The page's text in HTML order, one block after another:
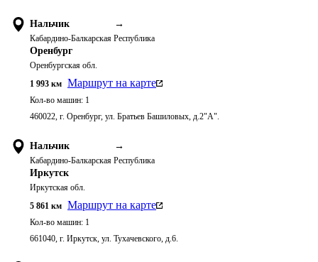
Нальчик →
Кабардино-Балкарская Республика
Оренбург
Оренбургская обл.
1 993 км Маршрут на карте
Кол-во машин: 1
460022, г. Оренбург, ул. Братьев Башиловых, д.2"А".
Нальчик →
Кабардино-Балкарская Республика
Иркутск
Иркутская обл.
5 861 км Маршрут на карте
Кол-во машин: 1
661040, г. Иркутск, ул. Тухачевского, д.6.